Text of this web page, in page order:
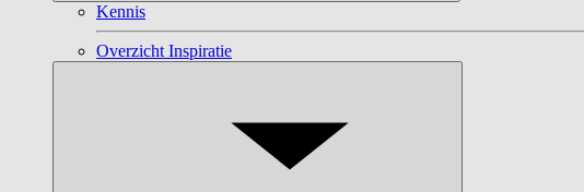
Kennis
Overzicht Inspiratie